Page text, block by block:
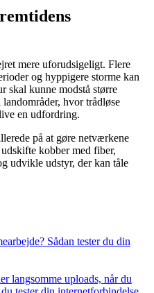
mere uforudsigeligt. Flere
og hyppigere storme kan
skal kunne modstå større
hvor trådløse
en udfordring.
på at gøre netværkene
kobber med fiber,
udvikle udstyr, der kan tåle
Sådan tester du din
langsomme uploads, når du